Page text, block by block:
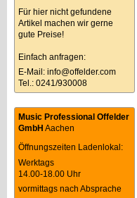
Für hier nicht gefundene
Artikel machen wir gerne
gute Preise!
Einfach anfragen:
E-Mail: info@offelder.com
Tel.: 0241/930008
Music Professional Offelder
GmbH Aachen
Öffnungszeiten Ladenlokal:
Werktags
14.00-18.00 Uhr
vormittags nach Absprache